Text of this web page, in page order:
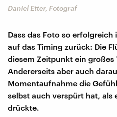
Daniel Etter, Fotograf
Dass das Foto so
auf das Timing zurück: Die
diesem Zeitpunkt ein großes
Andererseits aber auch
Momentaufnahme die
selbst auch verspürt hat, als
drückte.